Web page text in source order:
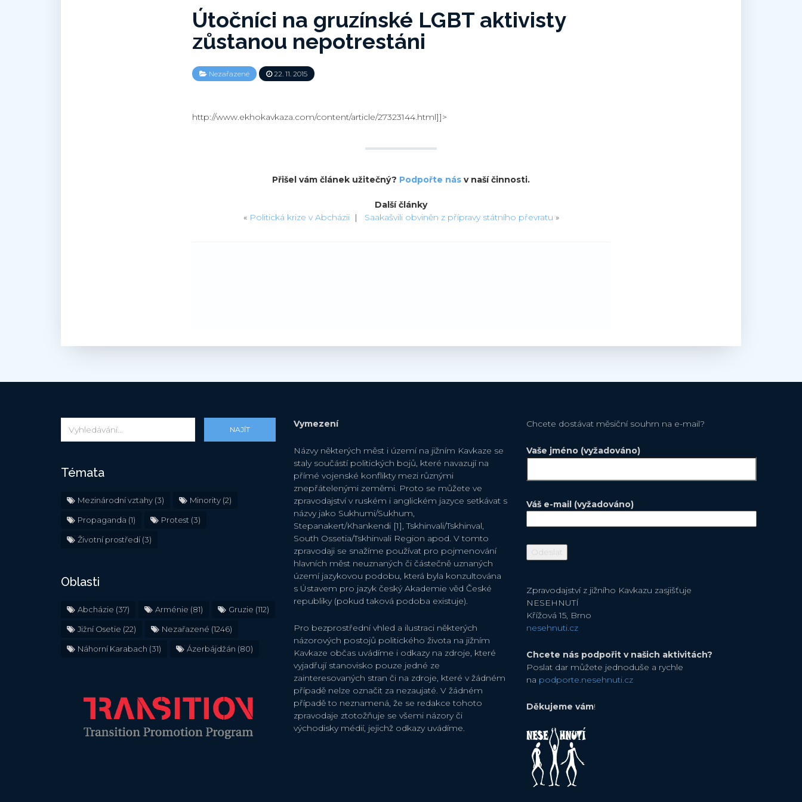
Útočníci na gruzínské LGBT aktivisty
zůstanou nepotrestáni
Nezařazené 22. 11. 2015
http://www.ekhokavkaza.com/content/article/27323144.html]]>
Přišel vám článek užitečný? Podpořte nás v naší činnosti.
Další články
« Politická krize v Abcházii| Saakašvili obviněn z přípravy státního převratu »
NAJÍT
Témata
Mezinárodní vztahy (3) Minority (2)
Propaganda (1) Protest (3)
Životní prostředí(3)
Oblasti
Abcházie (37) Arménie (81) Gruzie (112)
Jižní Osetie (22) Nezařazené (1246)
Náhorní Karabach (31) Ázerbájdžán (80)
Vymezení
Názvy některých měst i území na jižním Kavkaze se
staly součástí politických bojů, které navazují na
přímé vojenské konflikty mezi různými
znepřátelenými zeměmi. Proto se můžete ve
zpravodajství v ruském i anglickém jazyce setkávat s
názvy jako Sukhumi/Sukhum,
Stepanakert/Khankendi [1], Tskhinvali/Tskhinval,
South Ossetia/Tskhinvali Region apod. V tomto
zpravodaji se snažíme používat pro pojmenování
hlavních měst neuznaných či částečně uznaných
území jazykovou podobu, která byla konzultována
s Ústavem pro jazyk český Akademie věd České
republiky (pokud taková podoba existuje).
Pro bezprostřední vhled a ilustraci některých
názorových postojů politického života na jižním
Kavkaze občas uvádíme i odkazy na zdroje, které
vyjadřují stanovisko pouze jedné ze
zainteresovaných stran či na zdroje, které v žádném
případě nelze označit za nezaujaté. V žádném
případě to neznamená, že se redakce tohoto
zpravodaje ztotožňuje se všemi názory či
východisky médií, jejichž odkazy uvádíme.
Chcete dostávat měsiční souhrn na e-mail?
Vaše jméno (vyžadováno)
Váš e-mail (vyžadováno)
Zpravodajství z jižního Kavkazu zasjišťuje
NESEHNUTÍ
Křížová 15, Brno
nesehnuti.cz
Chcete nás podpořit v našich aktivitách?
Poslat dar můžete jednoduše a rychle
na podporte.nesehnuti.cz
Děkujeme vám!